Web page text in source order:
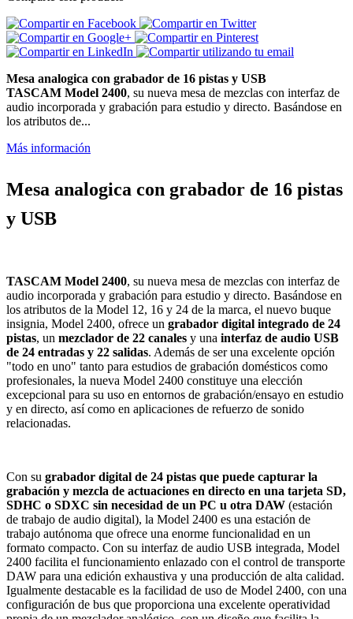
Mesa analogica con grabador de 16 pistas y USB
TASCAM Model 2400, su nueva mesa de mezclas con interfaz de
audio incorporada y grabación para estudio y directo. Basándose en
los atributos de...
Más información
Mesa analogica con grabador de 16 pistas
y USB
TASCAM Model 2400, su nueva mesa de mezclas con interfaz de
audio incorporada y grabación para estudio y directo. Basándose en
los atributos de la Model 12, 16 y 24 de la marca, el nuevo buque
insignia, Model 2400, ofrece un grabador digital integrado de 24
pistas, un mezclador de 22 canales y una interfaz de audio USB
de 24 entradas y 22 salidas. Además de ser una excelente opción
"todo en uno" tanto para estudios de grabación domésticos como
profesionales, la nueva Model 2400 constituye una elección
excepcional para su uso en entornos de grabación/ensayo en estudio
y en directo, así como en aplicaciones de refuerzo de sonido
relacionadas.
Con su grabador digital de 24 pistas que puede capturar la
grabación y mezcla de actuaciones en directo en una tarjeta SD,
SDHC o SDXC sin necesidad de un PC u otra DAW (estación
de trabajo de audio digital), la Model 2400 es una estación de
trabajo autónoma que ofrece una enorme funcionalidad en un
formato compacto. Con su interfaz de audio USB integrada, Model
2400 facilita el funcionamiento enlazado con el control de transporte
DAW para una edición exhaustiva y una producción de alta calidad.
Igualmente destacable es la facilidad de uso de Model 2400, con una
configuración de bus que proporciona una excelente operatividad